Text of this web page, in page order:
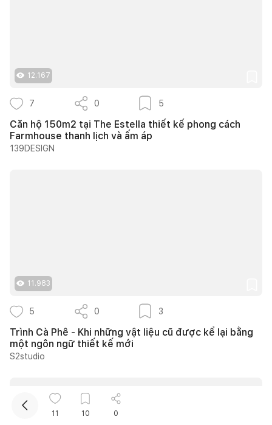
12.167
7 0 5
Căn hộ 150m2 tại The Estella thiết kế phong cách
Farmhouse thanh lịch và ấm áp
139DESIGN
11.983
5 0 3
Trình Cà Phê - Khi những vật liệu cũ được kể lại bằng
một ngôn ngữ thiết kế mới
S2studio
11 10 0
Mua sắm hoàn thiện nhà